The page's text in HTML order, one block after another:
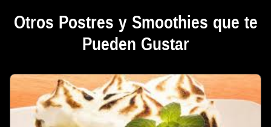
Otros Postres y Smoothies que te
Pueden Gustar